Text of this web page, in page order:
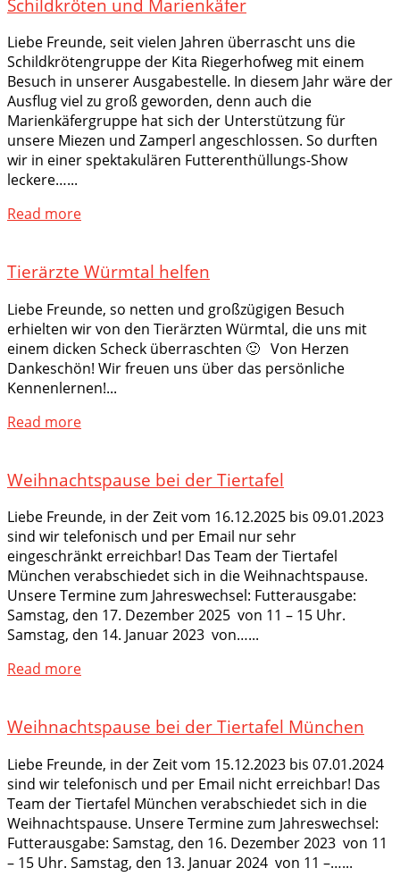
Schildkröten und Marienkäfer
Liebe Freunde, seit vielen Jahren überrascht uns die
Schildkrötengruppe der Kita Riegerhofweg mit einem
Besuch in unserer Ausgabestelle. In diesem Jahr wäre der
Ausflug viel zu groß geworden, denn auch die
Marienkäfergruppe hat sich der Unterstützung für
unsere Miezen und Zamperl angeschlossen. So durften
wir in einer spektakulären Futterenthüllungs-Show
leckere…...
Read more
Tierärzte Würmtal helfen
Liebe Freunde, so netten und großzügigen Besuch
erhielten wir von den Tierärzten Würmtal, die uns mit
einem dicken Scheck überraschten 🙂 Von Herzen
Dankeschön! Wir freuen uns über das persönliche
Kennenlernen!...
Read more
Weihnachtspause bei der Tiertafel
Liebe Freunde, in der Zeit vom 16.12.2025 bis 09.01.2023
sind wir telefonisch und per Email nur sehr
eingeschränkt erreichbar! Das Team der Tiertafel
München verabschiedet sich in die Weihnachtspause.
Unsere Termine zum Jahreswechsel: Futterausgabe:
Samstag, den 17. Dezember 2025 von 11 – 15 Uhr.
Samstag, den 14. Januar 2023 von…...
Read more
Weihnachtspause bei der Tiertafel München
Liebe Freunde, in der Zeit vom 15.12.2023 bis 07.01.2024
sind wir telefonisch und per Email nicht erreichbar! Das
Team der Tiertafel München verabschiedet sich in die
Weihnachtspause. Unsere Termine zum Jahreswechsel:
Futterausgabe: Samstag, den 16. Dezember 2023 von 11
– 15 Uhr. Samstag, den 13. Januar 2024 von 11 –…...